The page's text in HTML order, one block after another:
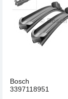
Bosch
3397118951